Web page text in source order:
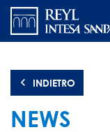
Salta
contenuto
INDIETRO
NEWS